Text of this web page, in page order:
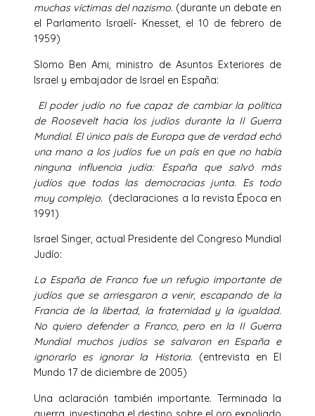
muchas víctimas del nazismo. (durante un debate en
el Parlamento Israelí- Knesset, el 10 de febrero de
1959)
Slomo Ben Ami, ministro de Asuntos Exteriores de
Israel y embajador de Israel en España:
El poder judío no fue capaz de cambiar la política
de Roosevelt hacia los judíos durante la II Guerra
Mundial. El único país de Europa que de verdad echó
una mano a los judíos fue un país en que no había
ninguna influencia judía: España que salvó más
judíos que todas las democracias junta. Es todo
muy complejo. (declaraciones a la revista Época en
1991)
Israel Singer, actual Presidente del Congreso Mundial
Judío:
La España de Franco fue un refugio importante de
judíos que se arriesgaron a venir, escapando de la
Francia de la libertad, la fraternidad y la igualdad.
No quiero defender a Franco, pero en la II Guerra
Mundial muchos judíos se salvaron en España e
ignorarlo es ignorar la Historia. (entrevista en El
Mundo 17 de diciembre de 2005)
Una aclaración también importante. Terminada la